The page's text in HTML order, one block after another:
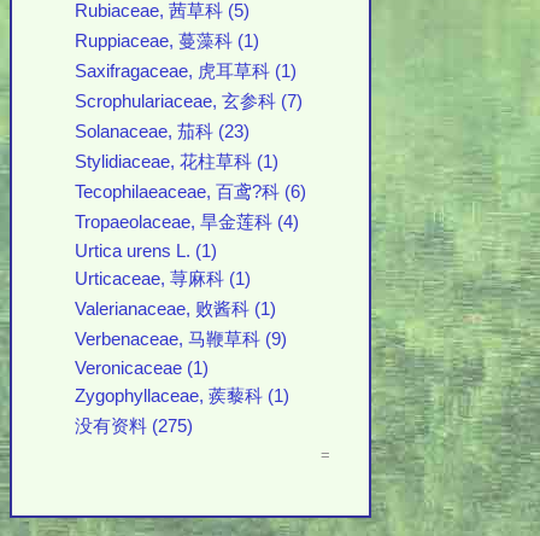
Rubiaceae, 茜草科 (5)
Ruppiaceae, 蔓藻科 (1)
Saxifragaceae, 虎耳草科 (1)
Scrophulariaceae, 玄参科 (7)
Solanaceae, 茄科 (23)
Stylidiaceae, 花柱草科 (1)
Tecophilaeaceae, 百鸢?科 (6)
Tropaeolaceae, 旱金莲科 (4)
Urtica urens L. (1)
Urticaceae, 荨麻科 (1)
Valerianaceae, 败酱科 (1)
Verbenaceae, 马鞭草科 (9)
Veronicaceae (1)
Zygophyllaceae, 蒺藜科 (1)
没有资料 (275)
=